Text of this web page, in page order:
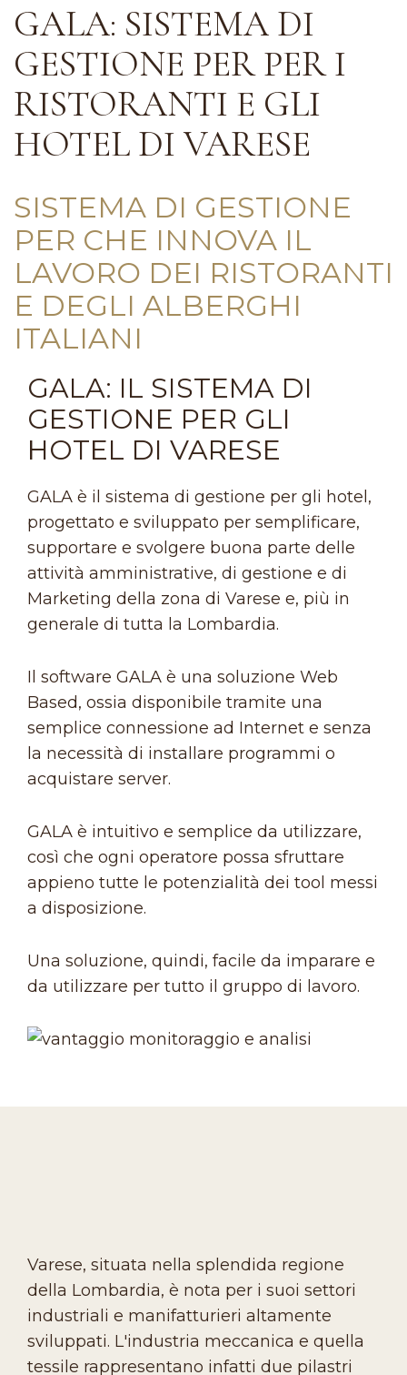
GALA: SISTEMA DI
GESTIONE PER PER I
RISTORANTI E GLI
HOTEL DI VARESE
SISTEMA DI GESTIONE
PER CHE INNOVA IL
LAVORO DEI RISTORANTI
E DEGLI ALBERGHI
ITALIANI
GALA: IL SISTEMA DI
GESTIONE PER GLI
HOTEL DI VARESE
GALA è il sistema di gestione per gli hotel,
progettato e sviluppato per semplificare,
supportare e svolgere buona parte delle
attività amministrative, di gestione e di
Marketing della zona di Varese e, più in
generale di tutta la Lombardia.
Il software GALA è una soluzione Web
Based, ossia disponibile tramite una
semplice connessione ad Internet e senza
la necessità di installare programmi o
acquistare server.
GALA è intuitivo e semplice da utilizzare,
così che ogni operatore possa sfruttare
appieno tutte le potenzialità dei tool messi
a disposizione.
Una soluzione, quindi, facile da imparare e
da utilizzare per tutto il gruppo di lavoro.
Varese, situata nella splendida regione
della Lombardia, è nota per i suoi settori
industriali e manifatturieri altamente
sviluppati. L'industria meccanica e quella
tessile rappresentano infatti due pilastri